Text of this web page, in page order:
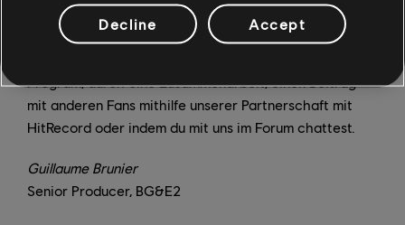
Wir danken dir für deine Geduld. Wir freuen uns immer
Program, durch eine Zusammenarbeit, einen Beitrag
mit anderen Fans mithilfe unserer Partnerschaft mit
HitRecord oder indem du mit uns im Forum chattest.
Guillaume Brunier
Senior Producer, BG&E2
Decline Accept